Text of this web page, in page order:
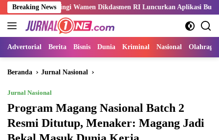
Langsung
ke
konten
Breaking News
Dampingi Wamen Dikdasmen RI Luncurkan Aplikasi Bungo Pintar
Advertorial Berita Bisnis Dunia Kriminal Nasional Olahraga
Beranda Jurnal Nasional
Jurnal Nasional
Program Magang Nasional Batch 2
Resmi Ditutup, Menaker: Magang Jadi